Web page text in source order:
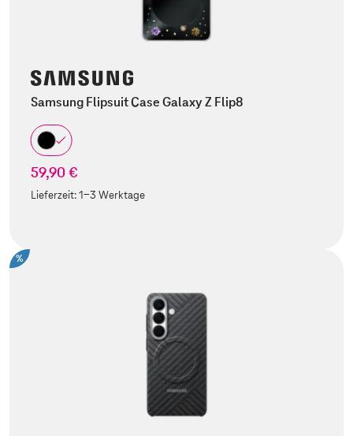
Samsung Flipsuit Case Galaxy Z Flip8
59,90 €
Lieferzeit:1-3 Werktage
%